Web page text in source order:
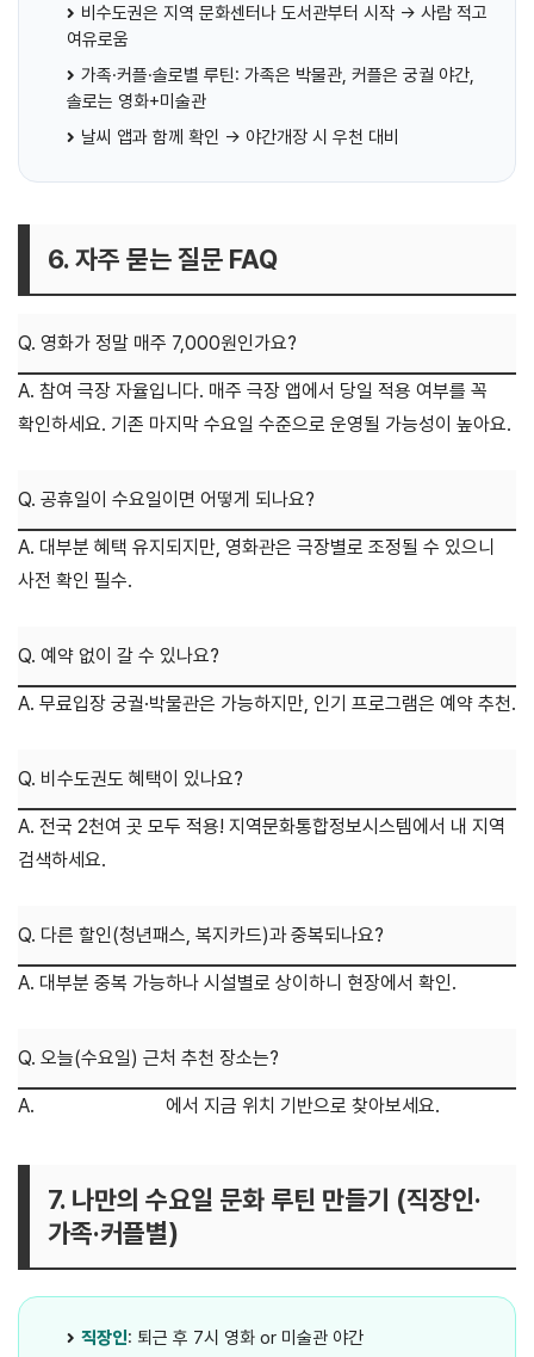
비수도권은 지역 문화센터나 도서관부터 시작 → 사람 적고
여유로움
가족·커플·솔로별 루틴: 가족은 박물관, 커플은 궁궐 야간,
솔로는 영화+미술관
날씨 앱과 함께 확인 → 야간개장 시 우천 대비
6. 자주 묻는 질문 FAQ
Q. 영화가 정말 매주 7,000원인가요?
A. 참여 극장 자율입니다. 매주 극장 앱에서 당일 적용 여부를 꼭
확인하세요. 기존 마지막 수요일 수준으로 운영될 가능성이 높아요.
Q. 공휴일이 수요일이면 어떻게 되나요?
A. 대부분 혜택 유지되지만, 영화관은 극장별로 조정될 수 있으니
사전 확인 필수.
Q. 예약 없이 갈 수 있나요?
A. 무료입장 궁궐·박물관은 가능하지만, 인기 프로그램은 예약 추천.
Q. 비수도권도 혜택이 있나요?
A. 전국 2천여 곳 모두 적용! 지역문화통합정보시스템에서 내 지역
검색하세요.
Q. 다른 할인(청년패스, 복지카드)과 중복되나요?
A. 대부분 중복 가능하나 시설별로 상이하니 현장에서 확인.
Q. 오늘(수요일) 근처 추천 장소는?
A. 에서 지금 위치 기반으로 찾아보세요.
7. 나만의 수요일 문화 루틴 만들기 (직장인·
가족·커플별)
직장인: 퇴근 후 7시 영화 or 미술관 야간